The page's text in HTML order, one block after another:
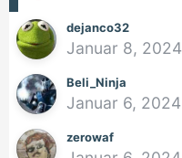
dejanco32
Januar 8, 2024
Beli_Ninja
Januar 6, 2024
zerowaf